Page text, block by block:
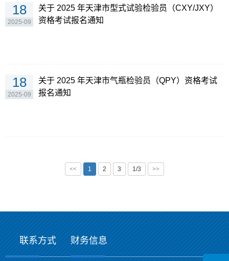
18
2025-09
关于 2025 年天津市型式试验检验员（CXY/JXY）
资格考试报名通知
18
2025-09
关于 2025 年天津市气瓶检验员（QPY）资格考试
报名通知
<< 1 2 3 1/3 >>
联系方式 财务信息